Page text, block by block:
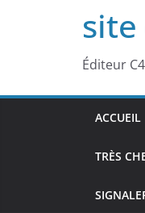
Éditeur
ACCUEIL
TRÈS